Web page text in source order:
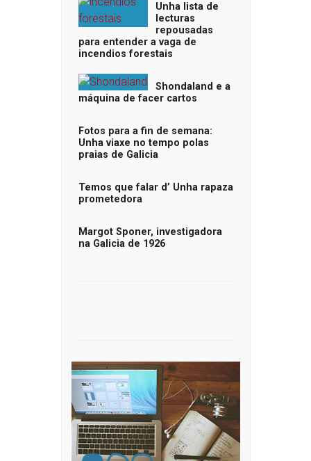
Unha lista de
lecturas
repousadas
para entender a vaga de
incendios forestais
Shondaland e a
máquina de facer cartos
Fotos para a fin de semana:
Unha viaxe no tempo polas
praias de Galicia
Temos que falar d’ Unha rapaza
prometedora
Margot Sponer, investigadora
na Galicia de 1926